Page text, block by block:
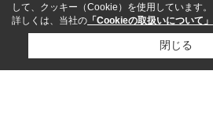
して、クッキー（Cookie）を使用しています。
詳しくは、当社の 「Cookieの取扱いについて」
閉じる